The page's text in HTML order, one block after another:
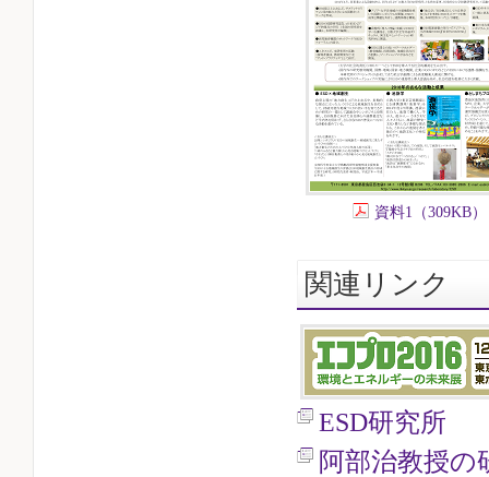
資料1（309KB）
関連リンク
ESD研究所
阿部治教授の